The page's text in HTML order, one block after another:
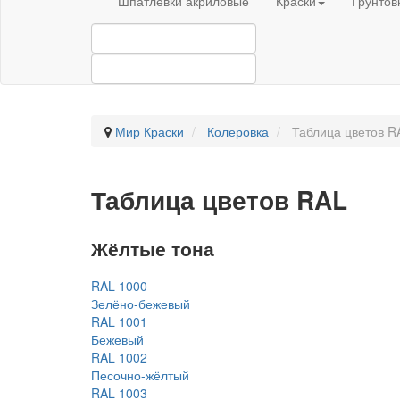
Мир Краски Колеровка Таблица цветов
Таблица цветов RAL
Жёлтые тона
RAL 1000
Зелёно-бежевый
RAL 1001
Бежевый
RAL 1002
Песочно-жёлтый
RAL 1003